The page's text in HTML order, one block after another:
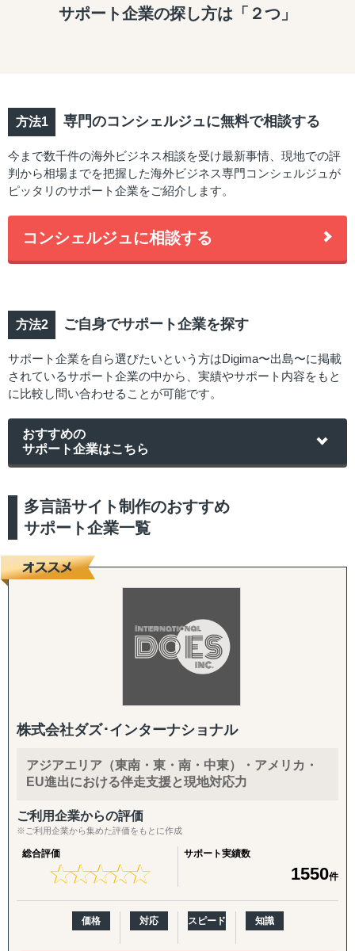
サポート企業の探し方は「２つ」
専門のコンシェルジュに無料で相談する
今まで数千件の海外ビジネス相談を受け最新事情、現地での評
判から相場までを把握した海外ビジネス専門コンシェルジュが
ピッタリのサポート企業をご紹介します。
コンシェルジュに相談する
ご自身でサポート企業を探す
サポート企業を自ら選びたいという方はDigima〜出島〜に掲載
されているサポート企業の中から、実績やサポート内容をもと
に比較し問い合わせることが可能です。
おすすめの
サポート企業はこちら
多言語サイト制作のおすすめ
サポート企業一覧
株式会社ダズ･インターナショナル
アジアエリア（東南・東・南・中東）・アメリカ・
EU進出における伴走支援と現地対応力
ご利用企業からの評価
※ご利用企業から集めた評価をもとに作成
総合評価
★★★★★
★★★★★
サポート実績数
1550件
価格 対応 スピード 知識